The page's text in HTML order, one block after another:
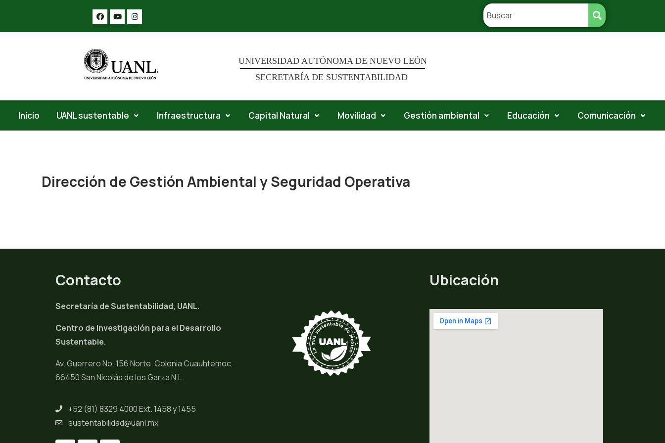
UNIVERSIDAD AUTÓNOMA DE NUEVO LEÓN
SECRETARÍA DE SUSTENTABILIDAD
Inicio UANL sustentable Infraestructura Capital Natural Movilidad Gestión ambiental Educación Comunicación
Dirección de Gestión Ambiental y Seguridad Operativa
Contacto
Secretaría de Sustentabilidad, UANL.
Centro de Investigación para el Desarrollo
Sustentable.
Av. Guerrero No. 156 Norte. Colonia Cuauhtémoc,
66450 San Nicolás de los Garza N.L.
+52 (81) 8329 4000 Ext. 1458 y 1455
sustentabilidad@uanl.mx
Ubicación